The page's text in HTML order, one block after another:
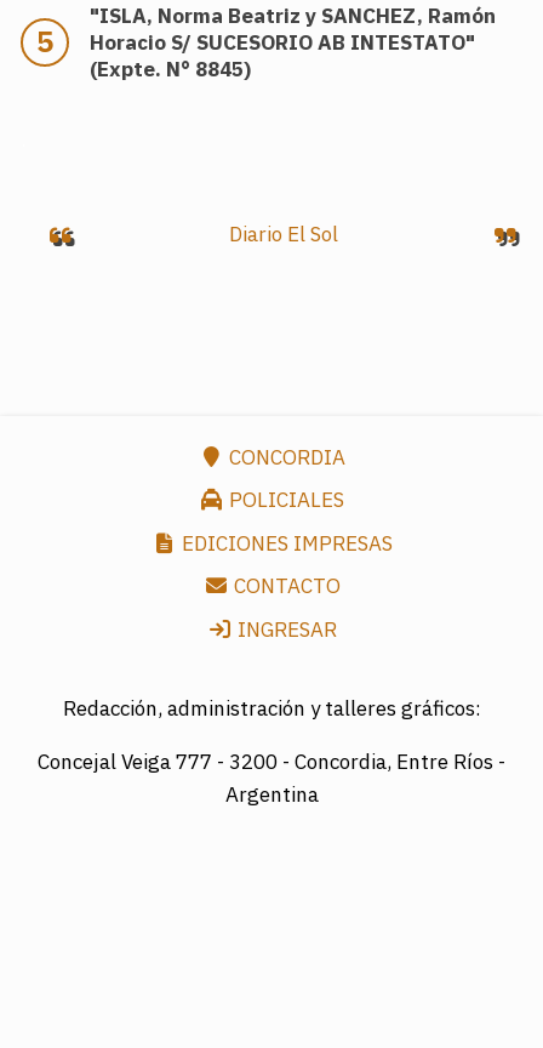
"ISLA, Norma Beatriz y SANCHEZ, Ramón
Horacio S/ SUCESORIO AB INTESTATO"
(Expte. N° 8845)
Diario El Sol
CONCORDIA
POLICIALES
EDICIONES IMPRESAS
CONTACTO
INGRESAR
Redacción, administración y talleres gráficos:
Concejal Veiga 777 - 3200 - Concordia, Entre Ríos -
Argentina